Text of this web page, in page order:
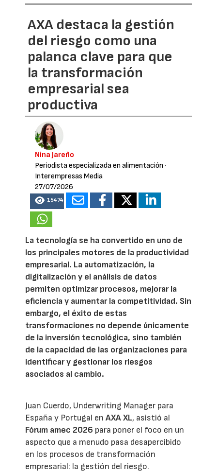
AXA destaca la gestión
del riesgo como una
palanca clave para que
la transformación
empresarial sea
productiva
Nina Jareño
Periodista especializada en alimentación ·
Interempresas Media
27/07/2026
15474
La tecnología se ha convertido en uno de
los principales motores de la productividad
empresarial. La automatización, la
digitalización y el análisis de datos
permiten optimizar procesos, mejorar la
eficiencia y aumentar la competitividad. Sin
embargo, el éxito de estas
transformaciones no depende únicamente
de la inversión tecnológica, sino también
de la capacidad de las organizaciones para
identificar y gestionar los riesgos
asociados al cambio.
Juan Cuerdo, Underwriting Manager para
España y Portugal enAXA XL, asistió al
Fórum amec 2026 para poner el foco en un
aspecto que a menudo pasa desapercibido
en los procesos de transformación
empresarial: la gestión del riesgo.